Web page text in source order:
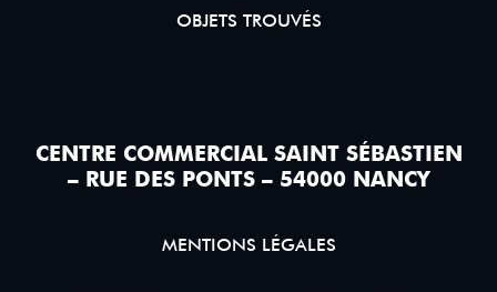
OBJETS TROUVÉS
CENTRE COMMERCIAL SAINT SÉBASTIEN
– RUE DES PONTS – 54000 NANCY
MENTIONS LÉGALES